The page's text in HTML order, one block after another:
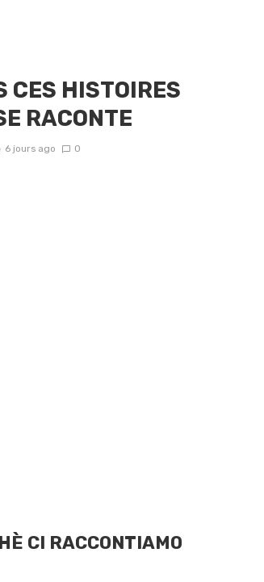
CES HISTOIRES
RACONTE
6 jours ago 0
CI RACCONTIAMO